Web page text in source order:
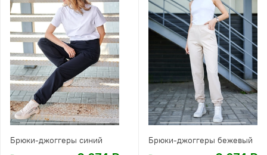
Брюки-джоггеры синий Брюки-джоггеры бежевый